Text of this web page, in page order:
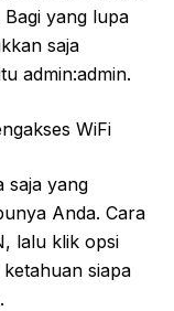
yang lupa
saja
admin:admin.
WiFi
saja yang
Anda. Cara
lalu klik opsi
siapa